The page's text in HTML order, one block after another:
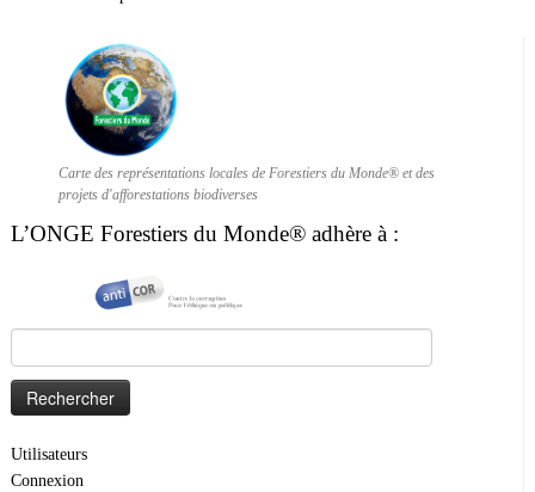
Carte des représentations locales de Forestiers du Monde® et des
projets d'afforestations biodiverses
L’ONGE Forestiers du Monde® adhère à :
Utilisateurs
Connexion